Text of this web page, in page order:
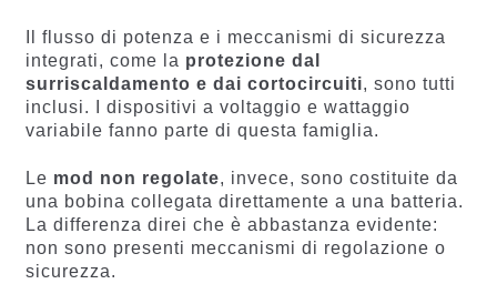
Il flusso di potenza e i meccanismi di sicurezza
integrati, come la protezione dal
surriscaldamento e dai cortocircuiti, sono tutti
inclusi. I dispositivi a voltaggio e wattaggio
variabile fanno parte di questa famiglia.
Le mod non regolate, invece, sono costituite da
una bobina collegata direttamente a una batteria.
La differenza direi che è abbastanza evidente:
non sono presenti meccanismi di regolazione o
sicurezza.